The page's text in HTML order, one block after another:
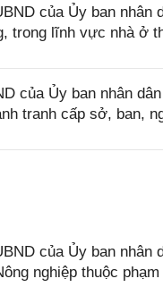
của Ủy ban
trong lĩnh vực nhà ở
của Ủy ban nhân
tranh cấp sở, ban,
của Ủy ban nhân
nghiệp thuộc